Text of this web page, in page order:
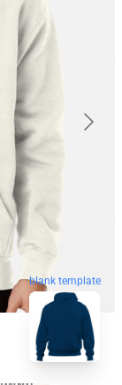
blank template